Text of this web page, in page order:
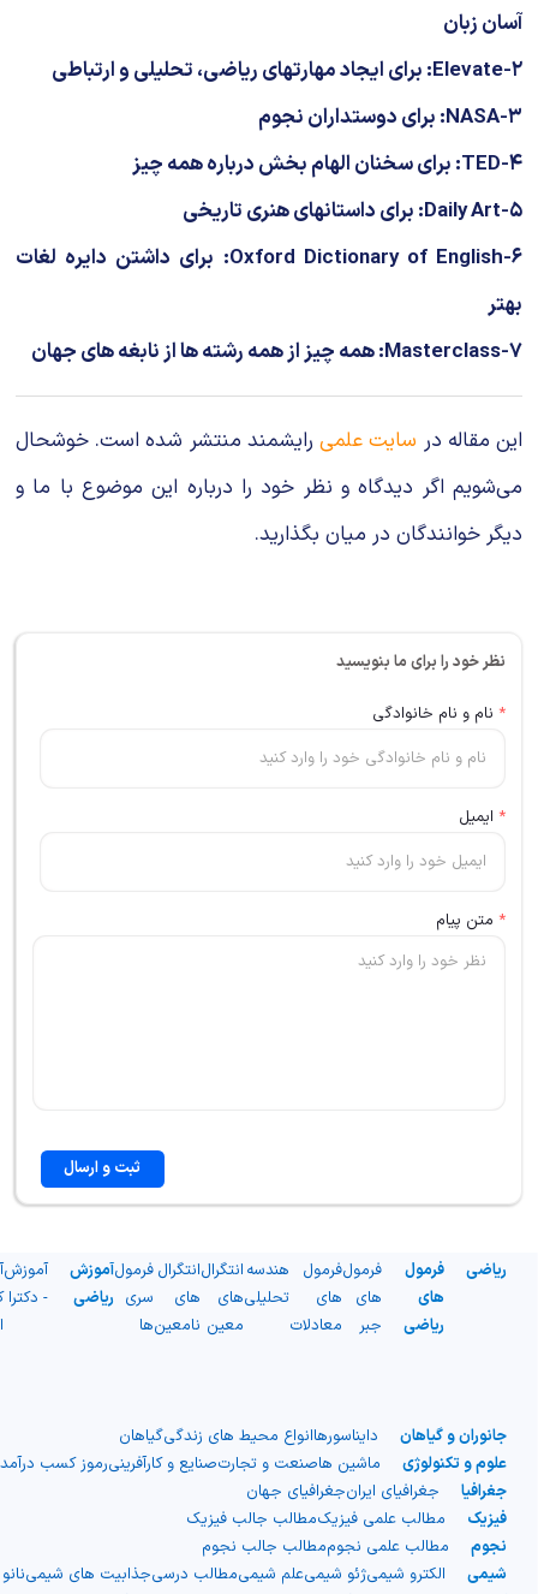
آسان زبان
۲-Elevate: برای ایجاد مهارتهای ریاضی، تحلیلی و ارتباطی
۳-NASA: برای دوستداران نجوم
۴-TED: برای سخنان الهام بخش درباره همه چیز
۵-Daily Art: برای داستانهای هنری تاریخی
۶-Oxford Dictionary of English: برای داشتن دایره لغات
بهتر
۷-Masterclass: همه چیز از همه رشته ها از نابغه های جهان
این مقاله در سایت علمیرایشمند منتشر شده است. خوشحال
می‌شویم اگر دیدگاه و نظر خود را درباره این موضوع با ما و
دیگر خوانندگان در میان بگذارید.
نظر خود را برای ما بنویسید
* نام و نام خانوادگی
* ایمیل
* متن پیام
ثبت و ارسال
ریاضی
فرمول
های
ریاضی
فرمول
های
جبر
فرمول
های
معادلات
هندسه
تحلیلی
انتگرال
های
معین
انتگرال
های
نامعین
فرمول
سری
ها
آموزش
ریاضی
آموزش
- دکترا
جانوران و گیاهان دایناسورهاانواع محیط های زندگیگیاهان
علوم و تکنولوژی
ماشین هاصنعت و تجارتصنایع و کارآفرینیرموز کسب درآمد
جغرافیا
جغرافیای ایرانجغرافیای جهان
فیزیک
مطالب علمی فیزیکمطالب جالب فیزیک
نجوم
مطالب علمی نجوممطالب جالب نجوم
شیمی
الکترو شیمیژئو شیمیعلم شیمیمطالب درسیجذابیت های شیمی